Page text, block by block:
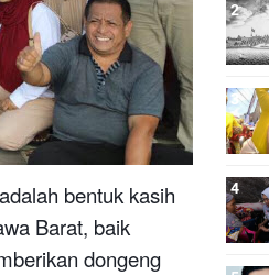
bentuk kasih
Barat, baik
dongeng